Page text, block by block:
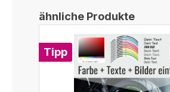
Produktgalerie überspringen
ähnliche Produkte
Tipp